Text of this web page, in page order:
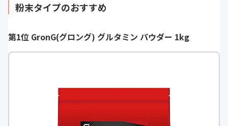
粉末タイプのおすすめ
第1位 GronG(グロング) グルタミン パウダー 1kg